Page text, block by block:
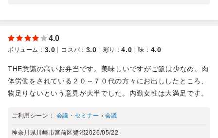
4.0
ボリューム ： 3.0 コスパ ： 3.0 彩り ：4.0 味 ： 4.0
THE意識の高いお弁当です。美味しいですがご飯は少なめ。肉
体労働をされている２０～７０代の方々にお出ししたところ、
物足りないという意見が大半でした。内勤女性は大満足です。
ご利用シーン： 会議・セミナー › 会議
神奈川県川崎市宮前区鷺沼2026/05/22